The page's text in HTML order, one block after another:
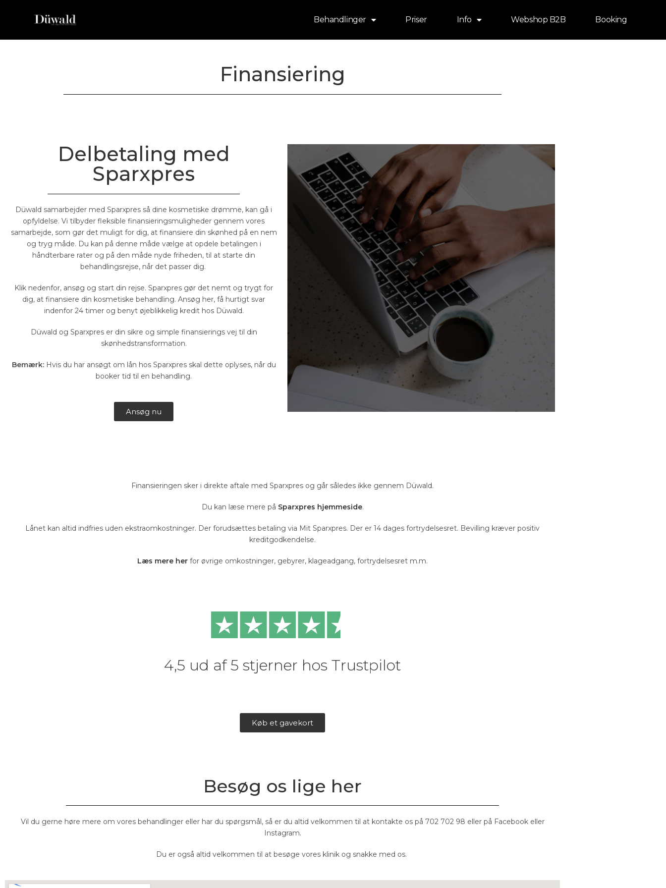
Behandlinger Priser Info Webshop B2B Booking
Finansiering
Delbetaling med
Sparxpres
Düwald samarbejder med Sparxpres så dine kosmetiske drømme, kan gå i
opfyldelse. Vi tilbyder fleksible finansieringsmuligheder gennem vores
samarbejde, som gør det muligt for dig, at finansiere din skønhed på en nem
og tryg måde. Du kan på denne måde vælge at opdele betalingen i
håndterbare rater og på den måde nyde friheden, til at starte din
behandlingsrejse, når det passer dig.
Klik nedenfor, ansøg og start din rejse. Sparxpres gør det nemt og trygt for
dig, at finansiere din kosmetiske behandling. Ansøg her, få hurtigt svar
indenfor 24 timer og benyt øjeblikkelig kredit hos Düwald.
Düwald og Sparxpres er din sikre og simple finansierings vej til din
skønhedstransformation.
Bemærk:Hvis du har ansøgt om lån hos Sparxpres skal dette oplyses, når du
booker tid til en behandling.
Ansøg nu
Finansieringen sker i direkte aftale med Sparxpres og går således ikke gennem Düwald.
Du kan læse mere på Sparxpres hjemmeside.
Lånet kan altid indfries uden ekstraomkostninger. Der forudsættes betaling via Mit Sparxpres. Der er 14 dages fortrydelsesret. Bevilling kræver positiv
kreditgodkendelse.
Læs mere her for øvrige omkostninger, gebyrer, klageadgang, fortrydelsesret m.m.
4,5 ud af 5 stjerner hos Trustpilot
Køb et gavekort
Besøg os lige her
Vil du gerne høre mere om vores behandlinger eller har du spørgsmål, så er du altid velkommen til at kontakte os på 702 702 98 eller på Facebook eller
Instagram.
Du er også altid velkommen til at besøge vores klinik og snakke med os.